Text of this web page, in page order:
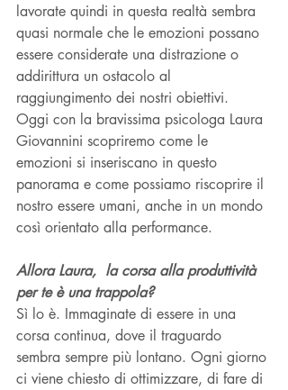
lavorate quindi in questa realtà sembra
quasi normale che le emozioni possano
essere considerate una distrazione o
addirittura un ostacolo al
raggiungimento dei nostri obiettivi.
Oggi con la bravissima psicologa Laura
Giovannini scopriremo come le
emozioni si inseriscano in questo
panorama e come possiamo riscoprire il
nostro essere umani, anche in un mondo
così orientato alla performance.
Allora Laura,  la corsa alla produttività
per te è una trappola?
Sì lo è. Immaginate di essere in una
corsa continua, dove il traguardo
sembra sempre più lontano. Ogni giorno
ci viene chiesto di ottimizzare, di fare di